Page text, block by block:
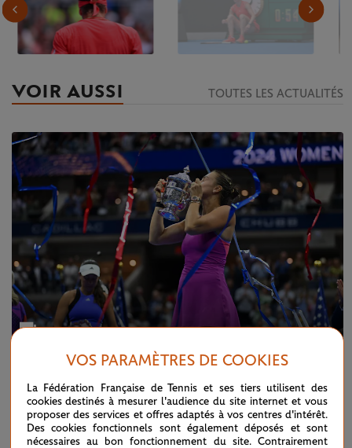
VOIR AUSSI TOUTES LES ACTUALITÉS
US Open 2024 en images
VOS PARAMÈTRES DE COOKIES
La Fédération Française de Tennis et ses tiers utilisent des
cookies destinés à mesurer l'audience du site internet et vous
proposer des services et offres adaptés à vos centres d'intérêt.
Des cookies fonctionnels sont également déposés et sont
nécessaires au bon fonctionnement du site. Contrairement